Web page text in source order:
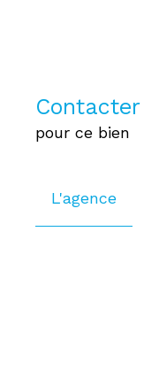
Contacter
pour ce bien
L'agence